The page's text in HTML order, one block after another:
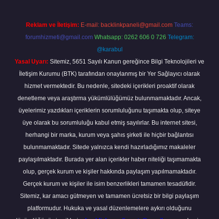
Reklam ve İletişim: E-mail: backlinkpaneli@gmail.com Teams:
forumhizmeti@gmail.com Whatsapp: 0262 606 0 726 Telegram:
@karabul
Yasal Uyarı: Sitemiz, 5651 Sayılı Kanun gereğince Bilgi Teknolojileri ve
İletişim Kurumu (BTK) tarafından onaylanmış bir Yer Sağlayıcı olarak
hizmet vermektedir. Bu nedenle, sitedeki içerikleri proaktif olarak
denetleme veya araştırma yükümlülüğümüz bulunmamaktadır. Ancak,
üyelerimiz yazdıkları içeriklerin sorumluluğunu taşımakta olup, siteye
üye olarak bu sorumluluğu kabul etmiş sayılırlar. Bu internet sitesi,
herhangi bir marka, kurum veya şahıs şirketi ile hiçbir bağlantısı
bulunmamaktadır. Sitede yalnızca kendi hazırladığımız makaleler
paylaşılmaktadır. Burada yer alan içerikler haber niteliği taşımamakta
olup, gerçek kurum ve kişiler hakkında paylaşım yapılmamaktadır.
Gerçek kurum ve kişiler ile isim benzerlikleri tamamen tesadüfidir.
Sitemiz, kar amacı gütmeyen ve tamamen ücretsiz bir bilgi paylaşım
platformudur. Hukuka ve yasal düzenlemelere aykırı olduğunu